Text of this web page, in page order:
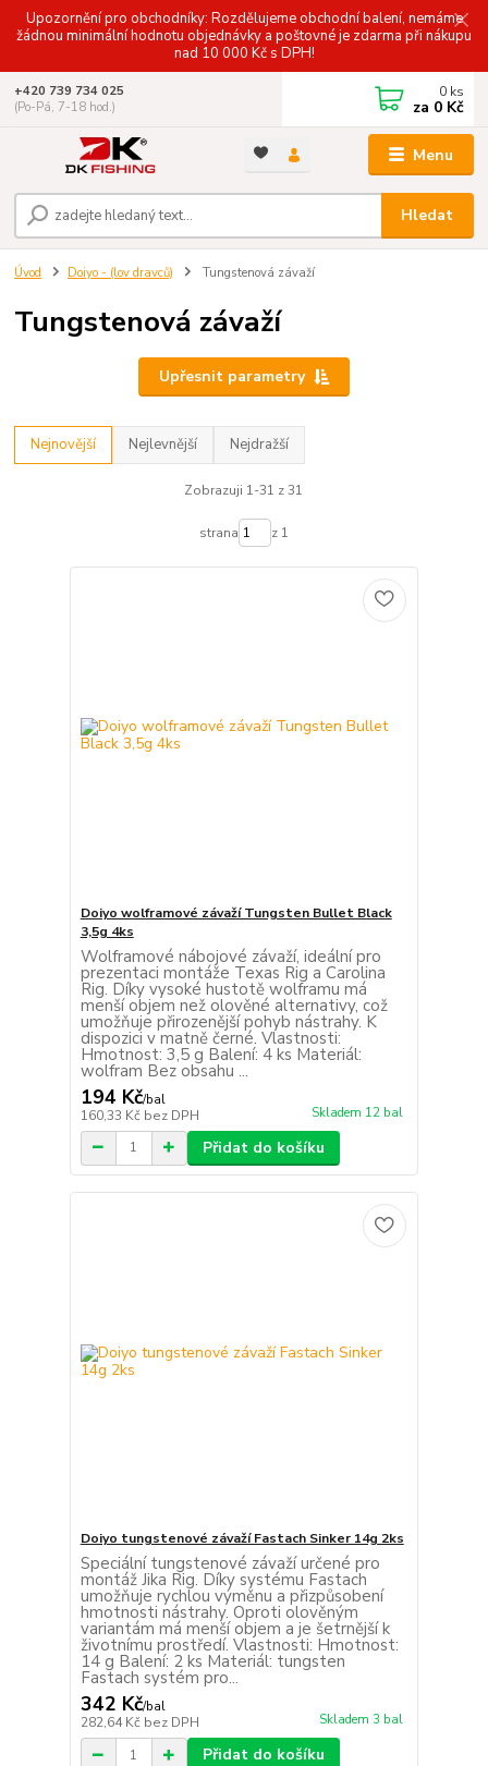
Upozornění pro obchodníky: Rozdělujeme obchodní balení, nemáme
žádnou minimální hodnotu objednávky a poštovné je zdarma při nákupu
nad 10 000 Kč s DPH!
Menu
Hledat
+420 739 734 025
(Po-Pá, 7-18 hod.)
0 ks
za 0 Kč
Úvod Doiyo - (lov dravců) Tungstenová závaží
Tungstenová závaží
Upřesnit parametry
Nejnovější Nejlevnější Nejdražší
Zobrazuji 1-31 z 31
strana z 1
Doiyo wolframové závaží Tungsten Bullet Black
3,5g 4ks
Wolframové nábojové závaží, ideální pro
prezentaci montáže Texas Rig a Carolina
Rig. Díky vysoké hustotě wolframu má
menší objem než olověné alternativy, což
umožňuje přirozenější pohyb nástrahy. K
dispozici v matně černé. Vlastnosti:
Hmotnost: 3,5 g Balení: 4 ks Materiál:
wolfram Bez obsahu ...
194 Kč/bal
160,33 Kč bez DPH Skladem 12 bal
Přidat do košíku
Doiyo tungstenové závaží Fastach Sinker 14g 2ks
Speciální tungstenové závaží určené pro
montáž Jika Rig. Díky systému Fastach
umožňuje rychlou výměnu a přizpůsobení
hmotnosti nástrahy. Oproti olověným
variantám má menší objem a je šetrnější k
životnímu prostředí. Vlastnosti: Hmotnost:
14 g Balení: 2 ks Materiál: tungsten
Fastach systém pro...
342 Kč/bal
282,64 Kč bez DPH Skladem 3 bal
Přidat do košíku